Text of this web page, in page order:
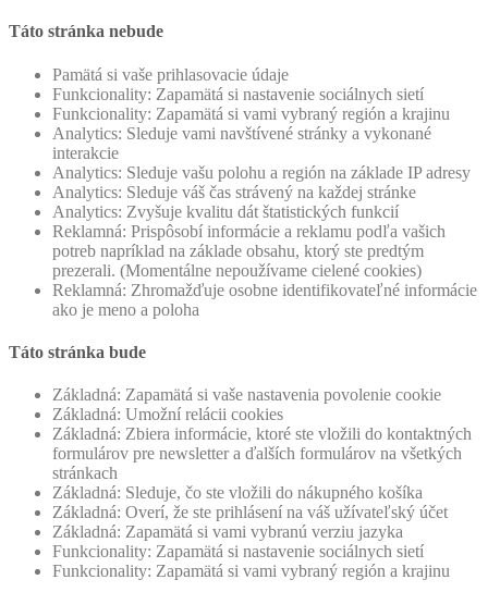
Táto stránka nebude
Pamätá si vaše prihlasovacie údaje
Funkcionality: Zapamätá si nastavenie sociálnych sietí
Funkcionality: Zapamätá si vami vybraný región a krajinu
Analytics: Sleduje vami navštívené stránky a vykonané
interakcie
Analytics: Sleduje vašu polohu a región na základe IP adresy
Analytics: Sleduje váš čas strávený na každej stránke
Analytics: Zvyšuje kvalitu dát štatistických funkcií
Reklamná: Prispôsobí informácie a reklamu podľa vašich
potreb napríklad na základe obsahu, ktorý ste predtým
prezerali. (Momentálne nepoužívame cielené cookies)
Reklamná: Zhromažďuje osobne identifikovateľné informácie
ako je meno a poloha
Táto stránka bude
Základná: Zapamätá si vaše nastavenia povolenie cookie
Základná: Umožní relácii cookies
Základná: Zbiera informácie, ktoré ste vložili do kontaktných
formulárov pre newsletter a ďalších formulárov na všetkých
stránkach
Základná: Sleduje, čo ste vložili do nákupného košíka
Základná: Overí, že ste prihlásení na váš užívateľský účet
Základná: Zapamätá si vami vybranú verziu jazyka
Funkcionality: Zapamätá si nastavenie sociálnych sietí
Funkcionality: Zapamätá si vami vybraný región a krajinu